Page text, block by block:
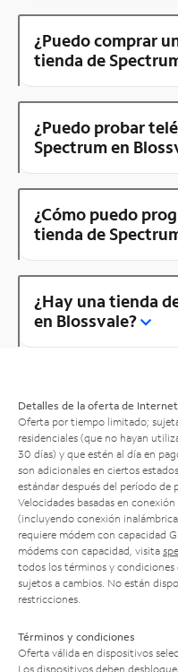
¿Puedo comprar
tienda de
¿Puedo probar
Spectrum en
¿Cómo puedo
tienda de
¿Hay una tienda
en Blossvale?
Detalles de la oferta de Internet
Oferta por tiempo limitado;
residenciales (que no hayan
30 días) y que estén al día en
son adicionales en ciertos
estándar después del período de
Velocidades basadas en
(incluyendo conexión
requiere módem con capacidad
módems con capacidad, visita
todos los términos y condiciones
sujetos a cambios. No están
restricciones.
Términos y condiciones
Oferta válida en dispositivos
Los dispositivos deben